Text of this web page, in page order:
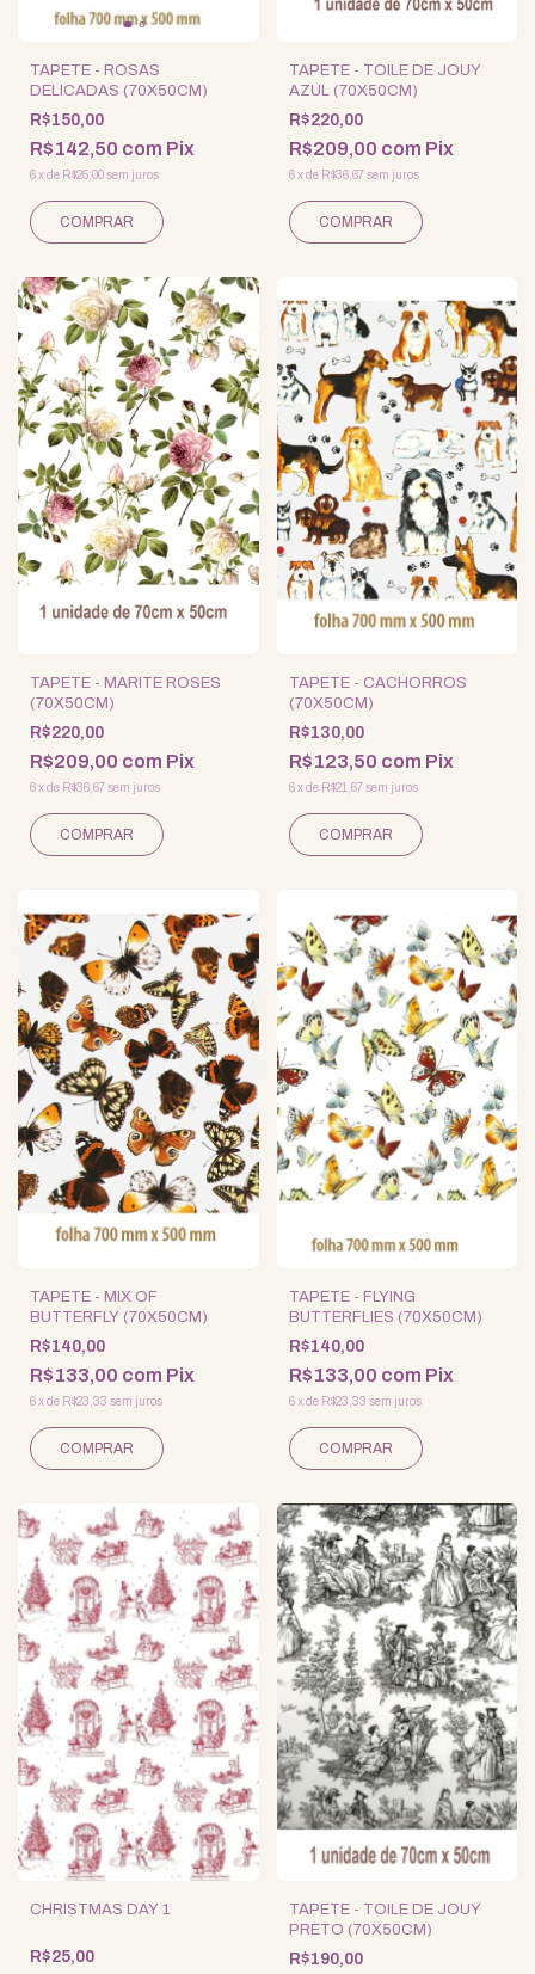
TAPETE - ROSAS
DELICADAS (70X50CM)
R$150,00
R$142,50 com Pix
6xde R$25,00sem juros
TAPETE - TOILE DE JOUY
AZUL (70X50CM)
R$220,00
R$209,00 com Pix
6 xde R$36,67 sem juros
TAPETE - MARITE ROSES
(70X50CM)
R$220,00
R$209,00 com Pix
6xde R$36,67 sem juros
TAPETE - CACHORROS
(70X50CM)
R$130,00
R$123,50 com Pix
6 xde R$21,67 sem juros
TAPETE - MIX OF
BUTTERFLY (70X50CM)
R$140,00
R$133,00 com Pix
6xde R$23,33 sem juros
TAPETE - FLYING
BUTTERFLIES (70X50CM)
R$140,00
R$133,00 com Pix
6 xde R$23,33 sem juros
CHRISTMAS DAY 1
R$25,00
TAPETE - TOILE DE JOUY
PRETO (70X50CM)
R$190,00